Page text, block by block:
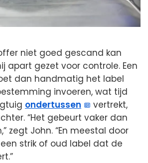
niet goed gescand kan
apart gezet voor controle. Een
dan handmatig het label
invoeren, wat tijd
ondertussen
vertrekt,
“Het gebeurt vaker dan
zegt John. “En meestal door
strik of oud label dat de